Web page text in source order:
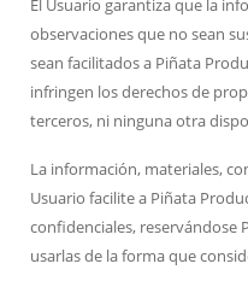
El Usuario garantiza que la
observaciones que no sean
sean facilitados a Piñata
infringen los derechos de
terceros, ni ninguna otra
La información, materiales,
Usuario facilite a Piñata
confidenciales, reservándose
usarlas de la forma que